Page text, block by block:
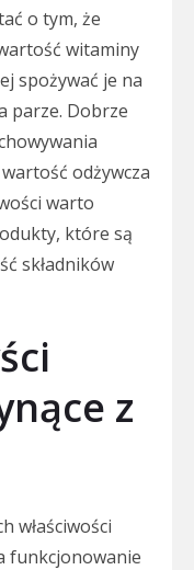
o tym, że
witaminy
spożywać je na
parze. Dobrze
odżywcza
warto
które są
składników
z
właściwości
funkcjonowanie